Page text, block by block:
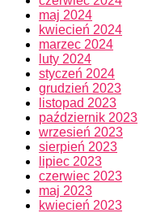
maj 2024
kwiecień 2024
marzec 2024
luty 2024
styczeń 2024
grudzień 2023
listopad 2023
październik 2023
wrzesień 2023
sierpień 2023
lipiec 2023
czerwiec 2023
maj 2023
kwiecień 2023